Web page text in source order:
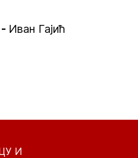
Иван Гајић
И